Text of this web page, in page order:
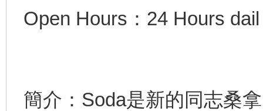
Open Hours：24 Hours dail
簡介：Soda是新的同志桑